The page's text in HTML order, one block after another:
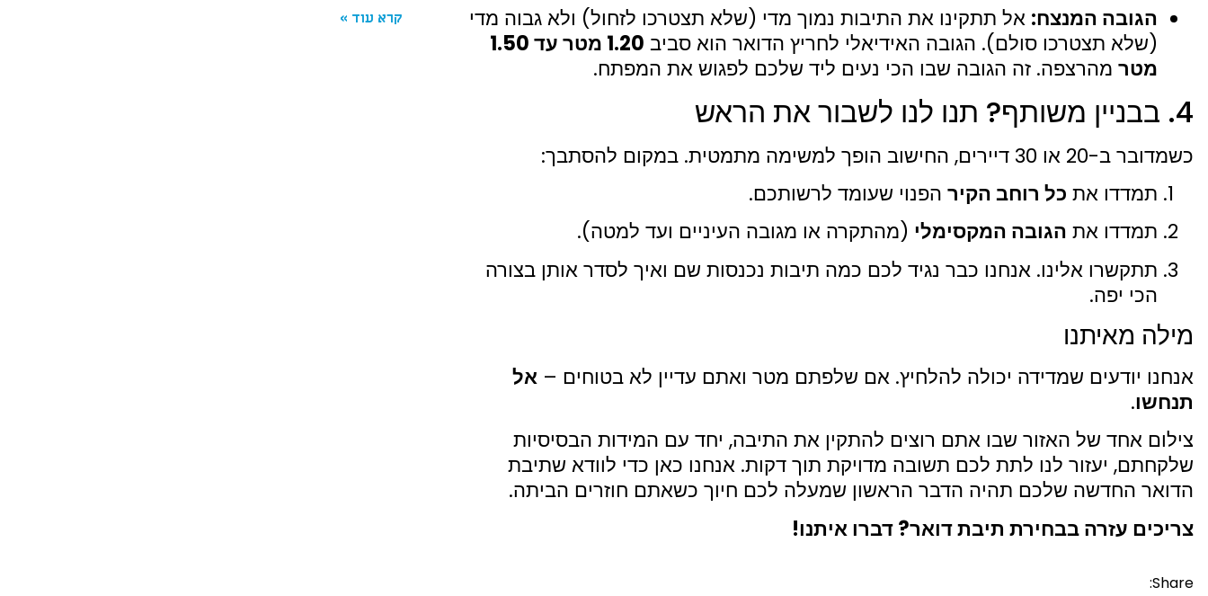
הגובה המנצח: אל תתקינו את התיבות נמוך מדי (שלא תצטרכו לזחול) ולא גבוה מדי
(שלא תצטרכו סולם). הגובה האידיאלי לחריץ הדואר הוא סביב
1.20 מטר עד 1.50
מטר מהרצפה. זה הגובה שבו הכי נעים ליד שלכם לפגוש את המפתח.
4. בבניין משותף? תנו לנו לשבור את הראש
כשמדובר ב-20 או 30 דיירים, החישוב הופך למשימה מתמטית. במקום להסתבך:
תמדדו את כל רוחב הקיר הפנוי שעומד לרשותכם.
תמדדו את הגובה המקסימלי (מהתקרה או מגובה העיניים ועד למטה).
תתקשרו אלינו. אנחנו כבר נגיד לכם כמה תיבות נכנסות שם ואיך לסדר אותן בצורה
הכי יפה.
מילה מאיתנו
אנחנו יודעים שמדידה יכולה להלחיץ. אם שלפתם מטר ואתם עדיין לא בטוחים – אל
תנחשו.
צילום אחד של האזור שבו אתם רוצים להתקין את התיבה, יחד עם המידות הבסיסיות
שלקחתם, יעזור לנו לתת לכם תשובה מדויקת תוך דקות. אנחנו כאן כדי לוודא שתיבת
הדואר החדשה שלכם תהיה הדבר הראשון שמעלה לכם חיוך כשאתם חוזרים הביתה.
צריכים עזרה בבחירת תיבת דואר? דברו איתנו!
Share:
קרא עוד »